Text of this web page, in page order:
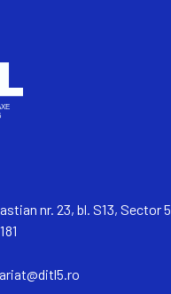
nr. 23, bl. S13, Sector 5